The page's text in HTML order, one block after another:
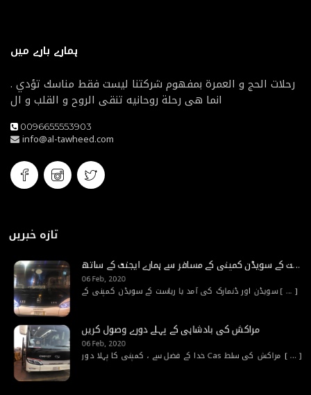
ہمارے بارے میں
رحلات الحج و العمرة بمفهوم شركتنا ليست فقط مناسك تؤدي .
انما هى رحلة روحانيه تنقى الروح و القلب و ال
0096655553903
info@al-tawheed.com
تازہ خبریں
سویڈن اور ڈنمارک کی آمد یا ریاست کے سویڈن کمپنی کے مسافر سے ہمارے ایجنٹ کے ساتھ
06 Feb, 2020
سویڈن اور ڈنمارک کی آمد یا ریاست کے سویڈن کمپنی کے[ ... ]
مراکش کی بادشاہی کے پہلے دورے وصول کریں
06 Feb, 2020
[ ... ]